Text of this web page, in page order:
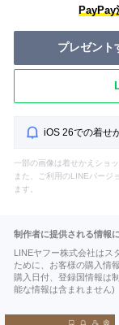
PayPay
プレゼント
iOS 26での着せ
一部の画像は着せかえショ
また、ご利用のLINEバージ
ます。
制作者に提供される情報
LINEヤフー株式会社はス
ために、お客様の購入情
購入日付、登録国情報は
能な情報は含まれません)